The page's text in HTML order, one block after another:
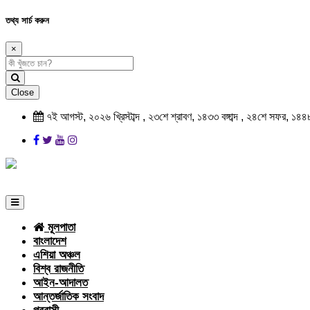
তথ্য সার্চ করুন
×
Close
৭ই আগস্ট, ২০২৬ খ্রিস্টাব্দ , ২৩শে শ্রাবণ, ১৪৩৩ বঙ্গাব্দ , ২৪শে সফর,
মূলপাতা
বাংলাদেশ
এশিয়া অঞ্চল
বিশ্ব রাজনীতি
আইন-আদালত
আন্তর্জাতিক সংবাদ